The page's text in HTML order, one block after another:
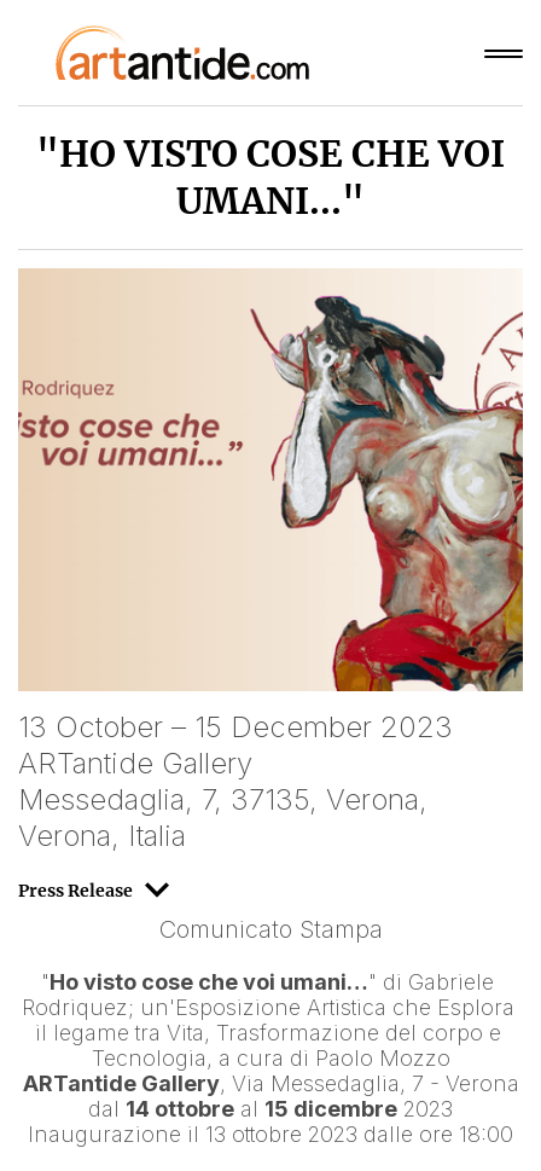
"HO VISTO COSE CHE VOI
UMANI..."
13 October – 15 December 2023
ARTantide Gallery
Messedaglia, 7, 37135, Verona,
Verona, Italia
Press Release
Comunicato Stampa
"Ho visto cose che voi umani…" di Gabriele
Rodriquez; un'Esposizione Artistica che Esplora
il legame tra Vita, Trasformazione del corpo e
Tecnologia, a cura di Paolo Mozzo
ARTantide Gallery, Via Messedaglia, 7 - Verona
dal 14 ottobre al 15 dicembre 2023
Inaugurazione il 13 ottobre 2023 dalle ore 18:00